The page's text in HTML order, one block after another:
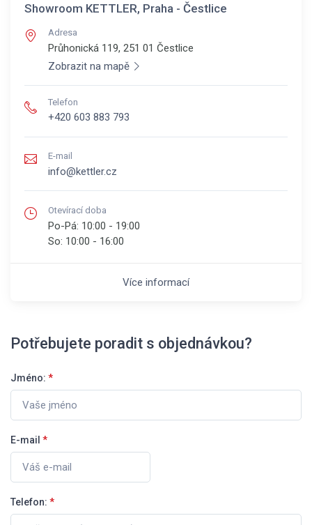
Showroom KETTLER, Praha - Čestlice
Adresa
Průhonická 119, 251 01 Čestlice
Zobrazit na mapě
Telefon
+420 603 883 793
E-mail
info@kettler.cz
Otevírací doba
Po-Pá: 10:00 - 19:00
So: 10:00 - 16:00
Více informací
Potřebujete poradit s objednávkou?
Jméno: *
E-mail *
Telefon: *